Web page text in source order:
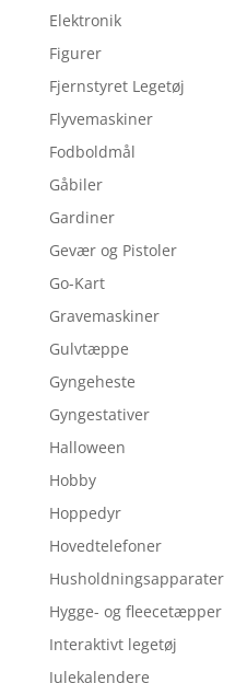
Elektronik
Figurer
Fjernstyret Legetøj
Flyvemaskiner
Fodboldmål
Gåbiler
Gardiner
Gevær og Pistoler
Go-Kart
Gravemaskiner
Gulvtæppe
Gyngeheste
Gyngestativer
Halloween
Hobby
Hoppedyr
Hovedtelefoner
Husholdningsapparater
Hygge- og fleecetæpper
Interaktivt legetøj
Julekalendere